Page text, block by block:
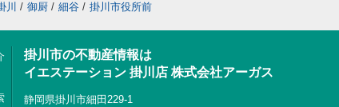
川 / 御厨 / 細谷 / 掛川市役所前
掛川市の不動産情報は
イエステーション 掛川店 株式会社アーガス
静岡県掛川市細田229-1